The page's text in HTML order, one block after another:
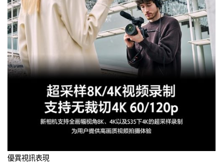
優異視訊表現